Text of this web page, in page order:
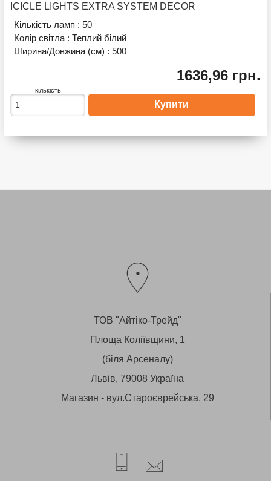
ICICLE LIGHTS EXTRA SYSTEM DECOR
Кількість ламп :50
Колір світла :Теплий білий
Ширина/Довжина (см) :500
1636,96 грн.
кількість
ТОВ "Айтіко-Трейд"
Площа Коліївщини, 1
(біля Арсеналу)
Львів, 79008 Україна
Магазин - вул.Староєврейська, 29